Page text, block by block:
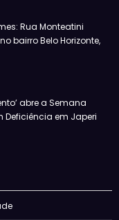
Rua Monteatini
bairro Belo Horizonte,
abre a Semana
Deficiência em Japeri